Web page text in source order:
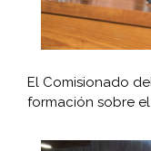
El Comisionado
formación sobre